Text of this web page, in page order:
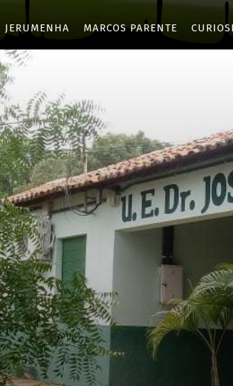
JERUMENHA MARCOS PARENTE